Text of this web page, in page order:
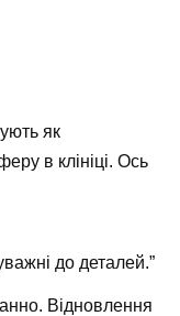
як
в клініці. Ось
до деталей.”
Відновлення